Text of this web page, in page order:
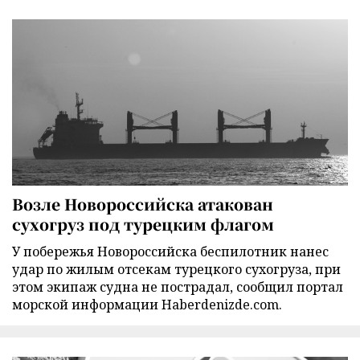
Возле Новороссийска атакован
сухогруз под турецким флагом
У побережья Новороссийска беспилотник нанес
удар по жилым отсекам турецкого сухогруза, при
этом экипаж судна не пострадал, сообщил портал
морской информации Haberdenizde.com.